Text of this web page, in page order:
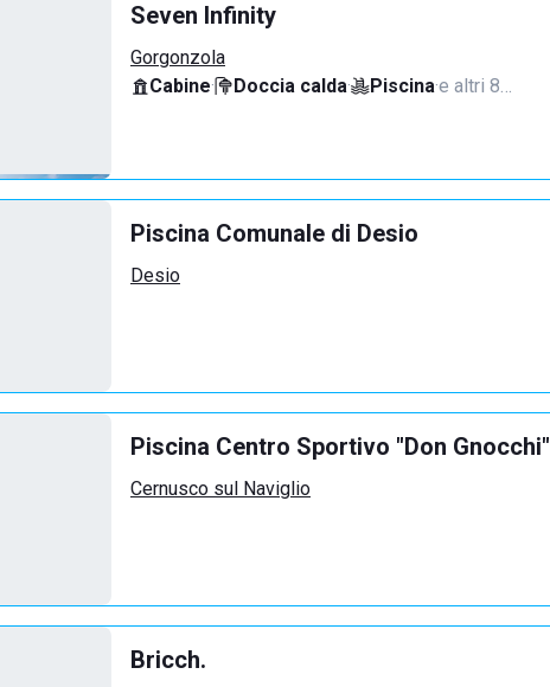
Seven Infinity
Gorgonzola
Cabine· Doccia calda· Piscina·e altri 8…
Piscina Comunale di Desio
Desio
Piscina Centro Sportivo "Don Gnocchi"
Cernusco sul Naviglio
Bricch.